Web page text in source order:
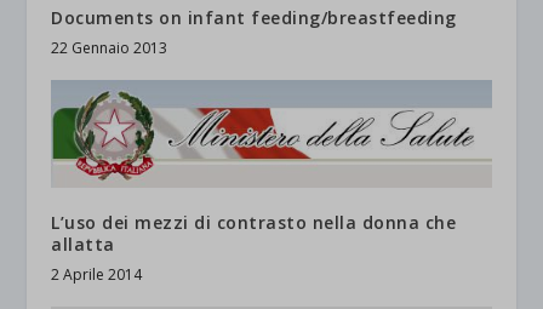
Documents on infant feeding/breastfeeding
22 Gennaio 2013
L’uso dei mezzi di contrasto nella donna che
allatta
2 Aprile 2014